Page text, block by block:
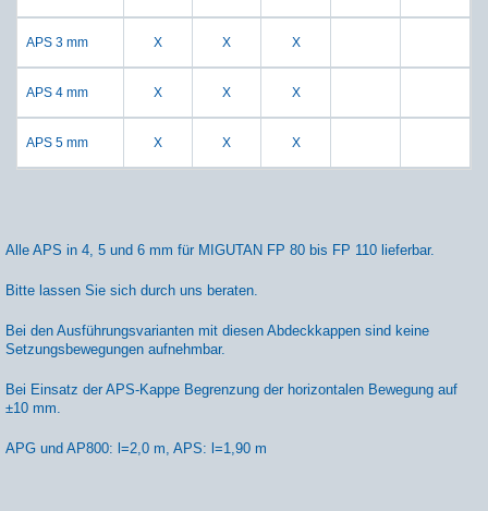
APS 3 mm X X X
APS 4 mm X X X
APS 5 mm X X X
Alle APS in 4, 5 und 6 mm für MIGUTAN FP 80 bis FP 110 lieferbar.
Bitte lassen Sie sich durch uns beraten.
Bei den Ausführungsvarianten mit diesen Abdeckkappen sind keine
Setzungsbewegungen aufnehmbar.
Bei Einsatz der APS-Kappe Begrenzung der horizontalen Bewegung auf
±10 mm.
APG und AP800: l=2,0 m, APS: l=1,90 m